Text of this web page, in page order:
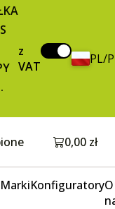
z
VAT
PL/
Otwórz
0,00 zł
MarkiKonfiguratoryO
Dodaj do koszyka